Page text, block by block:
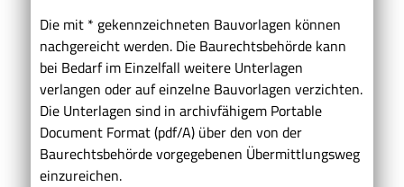
Die mit * gekennzeichneten Bauvorlagen können
nachgereicht werden. Die Baurechtsbehörde kann
bei Bedarf im Einzelfall weitere Unterlagen
verlangen oder auf einzelne Bauvorlagen verzichten.
Die Unterlagen sind in archivfähigem Portable
Document Format (pdf/A) über den von der
Baurechtsbehörde vorgegebenen Übermittlungsweg
einzureichen.